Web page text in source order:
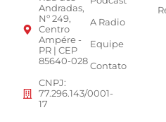
Andradas,
Nº 249,
Centro
Ampére -
PR | CEP
85640-028
CNPJ:
77.296.143/0001-
17
A Radio
Equipe
Contato